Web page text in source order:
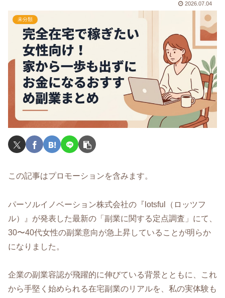
2026.07.04
未分類
この記事はプロモーションを含みます。
パーソルイノベーション株式会社の『lotsful（ロッツフ
ル）』が発表した最新の「副業に関する定点調査」にて、
30〜40代女性の副業意向が急上昇していることが明らか
になりました。
企業の副業容認が飛躍的に伸びている背景とともに、これ
から手堅く始められる在宅副業のリアルを、私の実体験も